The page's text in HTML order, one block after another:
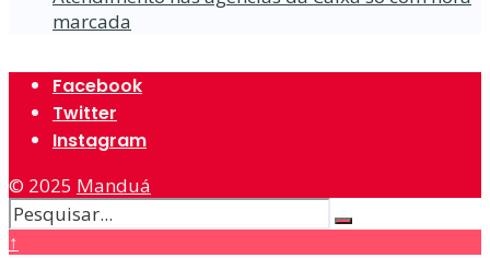
marcada
Facebook
Twitter
Instagram
© 2025 Manduá
↑